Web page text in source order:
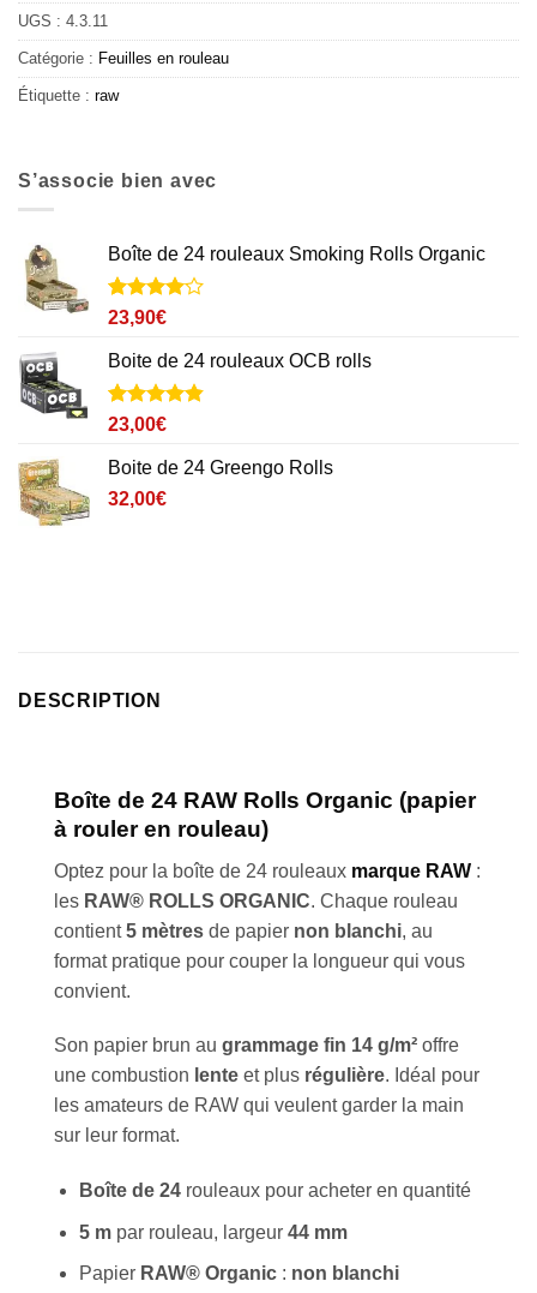
UGS : 4.3.11
Catégorie : Feuilles en rouleau
Étiquette : raw
S’associe bien avec
Boîte de 24 rouleaux Smoking Rolls Organic
Noté4
basé sur
3
notations
client
23,90€
Boite de 24 rouleaux OCB rolls
Noté4.8
sur
16
notations
client
23,00€
Boite de 24 Greengo Rolls
32,00€
DESCRIPTION
Boîte de 24 RAW Rolls Organic (papier
à rouler en rouleau)
Optez pour la boîte de 24 rouleaux marque RAW :
les RAW® ROLLS ORGANIC. Chaque rouleau
contient5 mètres de papier non blanchi, au
format pratique pour couper la longueur qui vous
convient.
Son papier brun au grammage fin 14 g/m² offre
une combustion lente et plus régulière. Idéal pour
les amateurs de RAW qui veulent garder la main
sur leur format.
Boîte de 24rouleaux pour acheter en quantité
5 mpar rouleau, largeur 44 mm
Papier RAW® Organic: non blanchi